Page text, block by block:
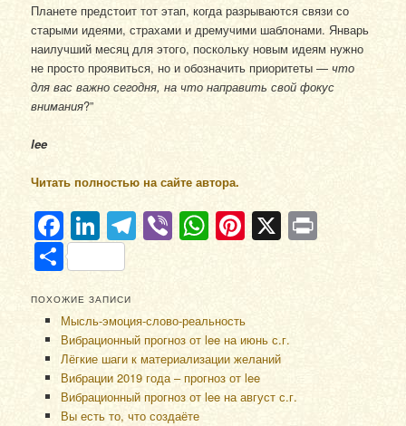
Планете предстоит тот этап, когда разрываются связи со
старыми идеями, страхами и дремучими шаблонами. Январь
наилучший месяц для этого, поскольку новым идеям нужно
не просто проявиться, но и обозначить приоритеты — что
для вас важно сегодня, на что направить свой фокус
внимания?”
lee
Читать полностью на сайте автора.
Facebook
LinkedIn
Telegram
ViberWhatsApp
Pinterest
X
Отправить
ПОХОЖИЕ ЗАПИСИ
Мысль-эмоция-слово-реальность
Вибрационный прогноз от lee на июнь с.г.
Лёгкие шаги к материализации желаний
Вибрации 2019 года – прогноз от lee
Вибрационный прогноз от lee на август с.г.
Вы есть то, что создаёте